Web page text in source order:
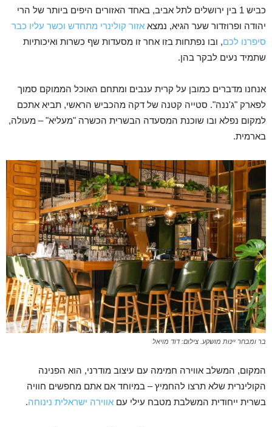
כביש 1 בין ירושלים לתל אביב, באחד האזורים היפים ביותר של הרי
יהודה ופרוזדור שער הגיא, נמצא אזור קולינרי מתחדש וכשר עליו כבר
סיפרנו לכם, ובו נפתחות בזו אחר זו מסעדות שף כשרות ואיכותיות
שתמיד נעים לבקר בהן.
אנחנו מדברים כמובן על קרית ענבים ומתחם האוכל הממוקם סמוך
לפארק "ג'ננה". סטייה קטנה של דקה מהכביש הראשי, תביא אתכם
למקום נפלא ובו שוכנת המסעדה הבשרית הכשרה "מעליא" – מעולה,
בארמית.
בר ומבחר יינות מושקע. צילום: דוד מויאל
המקום, המשלב אווירה חמימה עם עיצוב מודרני, הוא הפנינה
הקולינרית שלא תרצו להחמיץ – במיוחד אם אתם מחפשים חוויה
בשרית ייחודית המשלבת מטבח עילי עם אווירה ישראלית נינוחה.